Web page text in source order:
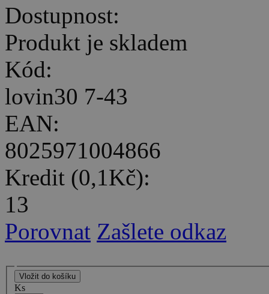
Dostupnost:
Produkt je skladem
Kód:
lovin30 7-43
EAN:
8025971004866
Kredit (0,1Kč):
13
Porovnat Zašlete odkaz
Ks